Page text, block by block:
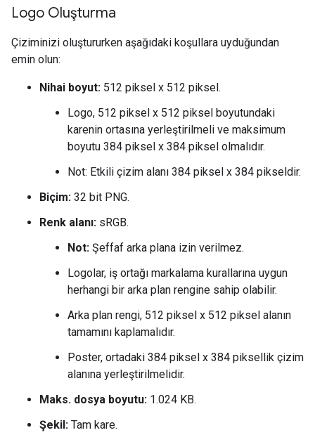
Logo Oluşturma
Çiziminizi oluştururken aşağıdaki koşullara uyduğundan
emin olun:
Nihai boyut: 512 piksel x 512 piksel.
Logo, 512 piksel x 512 piksel boyutundaki
karenin ortasına yerleştirilmeli ve maksimum
boyutu 384 piksel x 384 piksel olmalıdır.
Not: Etkili çizim alanı 384 piksel x 384 pikseldir.
Biçim: 32 bit PNG.
Renk alanı: sRGB.
Not: Şeffaf arka plana izin verilmez.
Logolar, iş ortağı markalama kurallarına uygun
herhangi bir arka plan rengine sahip olabilir.
Arka plan rengi, 512 piksel x 512 piksel alanın
tamamını kaplamalıdır.
Poster, ortadaki 384 piksel x 384 piksellik çizim
alanına yerleştirilmelidir.
Maks. dosya boyutu: 1.024 KB.
Şekil: Tam kare.